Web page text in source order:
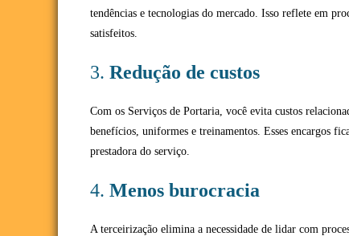
tendências e tecnologias do mercado. Isso reflete em
satisfeitos.
3. Redução de custos
Com os Serviços de Portaria, você evita custos
benefícios, uniformes e treinamentos. Esses encargos
prestadora do serviço.
4. Menos burocracia
A terceirização elimina a necessidade de lidar com